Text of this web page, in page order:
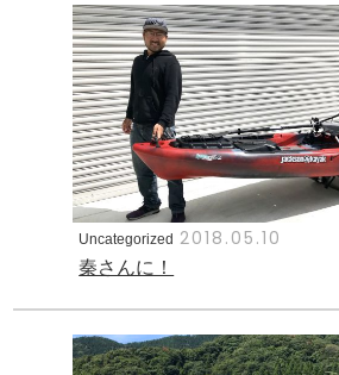
Uncategorized 2018.05.10
秦さんに！